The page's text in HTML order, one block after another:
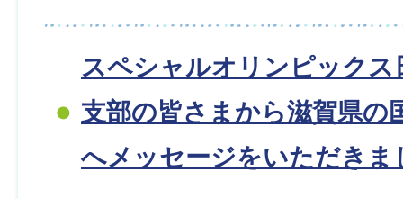
スペシャルオリンピックス
支部の皆さまから滋賀県の
へメッセージをいただきま